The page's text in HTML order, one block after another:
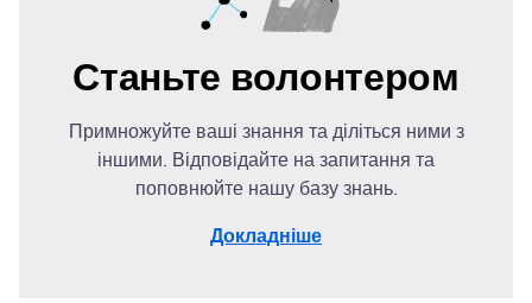
Станьте волонтером
Примножуйте ваші знання та діліться ними з
іншими. Відповідайте на запитання та
поповнюйте нашу базу знань.
Докладніше